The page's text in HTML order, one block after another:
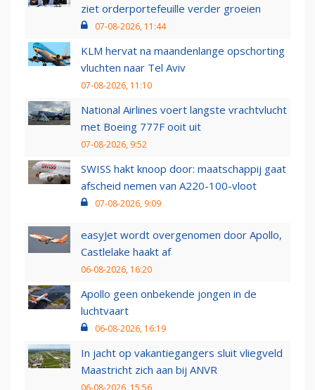
ziet orderportefeuille verder groeien
07-08-2026, 11:44
KLM hervat na maandenlange opschorting
vluchten naar Tel Aviv
07-08-2026, 11:10
National Airlines voert langste vrachtvlucht
met Boeing 777F ooit uit
07-08-2026, 9:52
SWISS hakt knoop door: maatschappij gaat
afscheid nemen van A220-100-vloot
07-08-2026, 9:09
easyJet wordt overgenomen door Apollo,
Castlelake haakt af
06-08-2026, 16:20
Apollo geen onbekende jongen in de
luchtvaart
06-08-2026, 16:19
In jacht op vakantiegangers sluit vliegveld
Maastricht zich aan bij ANVR
06-08-2026, 15:56